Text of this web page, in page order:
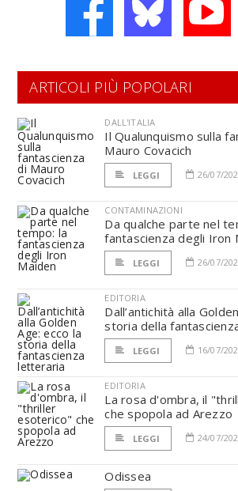
ARTICOLI PIÙ POPOLARI
DALL'ITALIA
Il Qualunquismo sulla
Mauro Covacich
LEGGI 26/07/
CONTAMINAZIONI
Da qualche parte nel
fantascienza degli Iron
LEGGI 26/07/
EDITORIA
Dall’antichità alla
storia della
LEGGI 16/07/
EDITORIA
La rosa d'ombra, il
che spopola ad Arezzo
LEGGI 24/07/
Odissea